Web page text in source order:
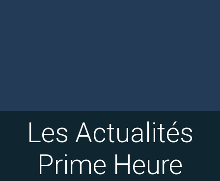
Les Actualités
Prime Heure